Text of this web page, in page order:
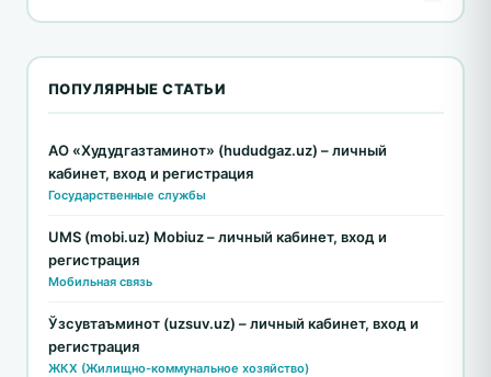
ПОПУЛЯРНЫЕ СТАТЬИ
АО «Худудгазтаминот» (hududgaz.uz) – личный
кабинет, вход и регистрация
Государственные службы
UMS (mobi.uz) Mobiuz – личный кабинет, вход и
регистрация
Мобильная связь
Ўзсувтаъминот (uzsuv.uz) – личный кабинет, вход и
регистрация
ЖКХ (Жилищно-коммунальное хозяйство)